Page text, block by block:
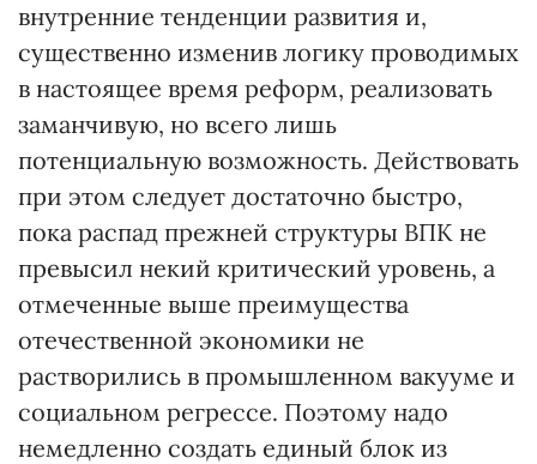
внутренние тенденции развития и,
существенно изменив логику проводимых
в настоящее время реформ, реализовать
заманчивую, но всего лишь
потенциальную возможность. Действовать
при этом следует достаточно быстро,
пока распад прежней структуры ВПК не
превысил некий критический уровень, а
отмеченные выше преимущества
отечественной экономики не
растворились в промышленном вакууме и
социальном регрессе. Поэтому надо
немедленно создать единый блок из